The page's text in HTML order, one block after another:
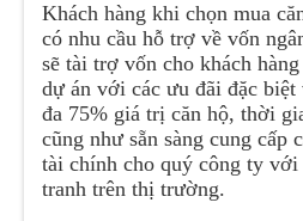
Khách hàng khi chọn mua
có nhu cầu hỗ trợ về vốn
sẽ tài trợ vốn cho khách
dự án với các ưu đãi đặc
đa 75% giá trị căn hộ, thời
cũng như sẵn sàng cung cấp
tài chính cho quý công ty
tranh trên thị trường.